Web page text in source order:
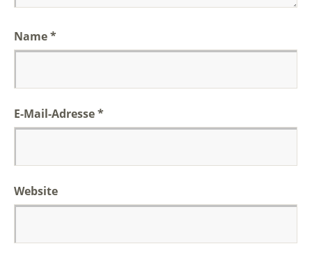
Name*
E-Mail-Adresse*
Website